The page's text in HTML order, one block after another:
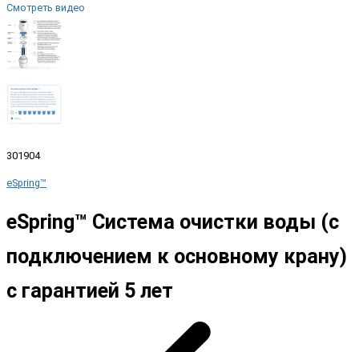
Смотреть видео
301904
eSpring™
eSpring™ Система очистки воды (с
подключением к основному крану)
с гарантией 5 лет